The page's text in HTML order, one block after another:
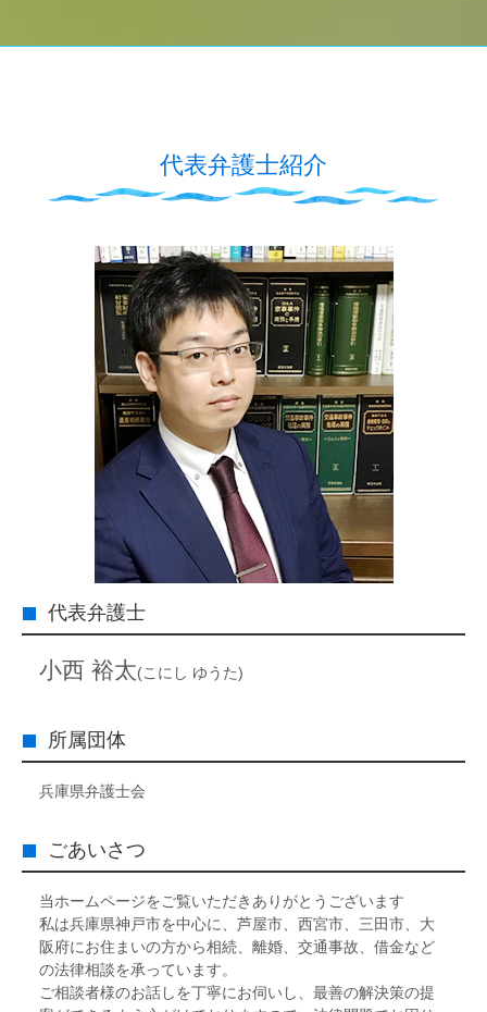
代表弁護士紹介
代表弁護士
小西 裕太(こにし ゆうた)
所属団体
兵庫県弁護士会
ごあいさつ
当ホームページをご覧いただきありがとうございます
私は兵庫県神戸市を中心に、芦屋市、西宮市、三田市、大
阪府にお住まいの方から相続、離婚、交通事故、借金など
の法律相談を承っています。
ご相談者様のお話しを丁寧にお伺いし、最善の解決策の提